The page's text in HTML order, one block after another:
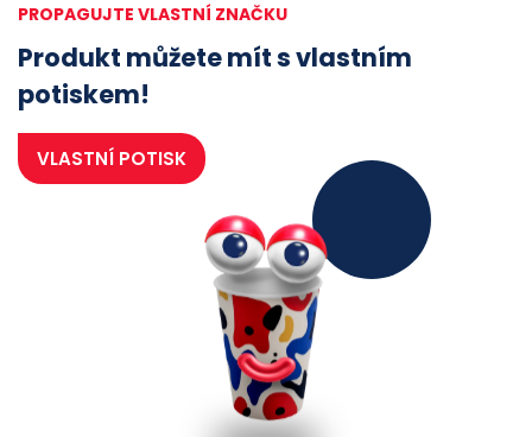
PROPAGUJTE VLASTNÍ ZNAČKU
Produkt můžete mít s vlastním
potiskem!
VLASTNÍ POTISK